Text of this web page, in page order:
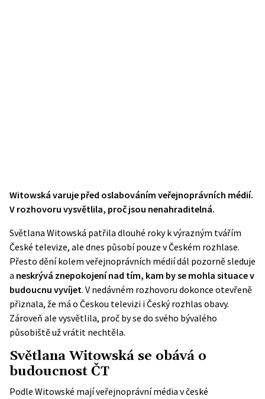
Witowská varuje před oslabováním veřejnoprávních médií.
V rozhovoru vysvětlila, proč jsou nenahraditelná.
Světlana Witowská patřila dlouhé roky k výrazným tvářím
České televize, ale dnes působí pouze v Českém rozhlase.
Přesto dění kolem veřejnoprávních médií dál pozorně sleduje
a neskrývá znepokojení nad tím, kam by se mohla situace v
budoucnu vyvíjet. V nedávném rozhovoru dokonce otevřeně
přiznala, že má o Českou televizi i Český rozhlas obavy.
Zároveň ale vysvětlila, proč by se do svého bývalého
působiště už vrátit nechtěla.
Světlana Witowská se obává o
budoucnost ČT
Podle Witowské mají veřejnoprávní média v české